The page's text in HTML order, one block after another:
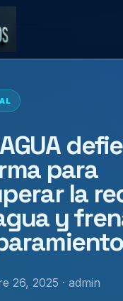
para
la
y
26, 2025 · admin